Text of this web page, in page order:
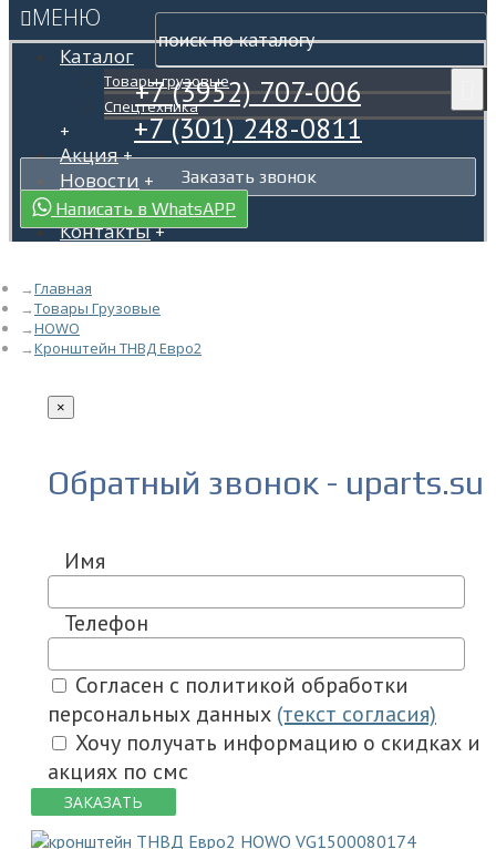
МЕНЮ
Каталог
Товары грузовые
Спецтехника
+
Акция +
Новости +
Гарантия +
Контакты +
+7 (3952) 707-006
+7 (301) 248-0811
Заказать звонок
Написать в WhatsAPP
Главная
Товары Грузовые
HOWO
Кронштейн ТНВД Евро2
×
Обратный звонок - uparts.su
Имя
Телефон
Согласен с политикой обработки
персональных данных (текст согласия)
Хочу получать информацию о скидках и
акциях по смс
ЗАКАЗАТЬ